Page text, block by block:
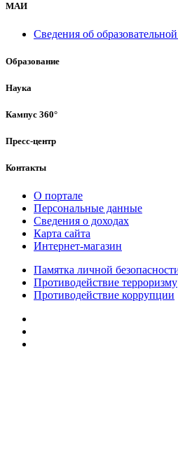
МАИ
Сведения об
Образование
Наука
Кампус 360°
Пресс-центр
Контакты
О портале
Персональные данные
Сведения о доходах
Карта сайта
Интернет-магазин
Памятка личной
Противодействие терроризму
Противодействие коррупции